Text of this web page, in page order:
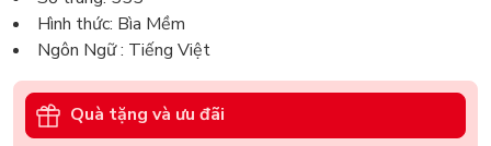
Hình thức: Bìa Mềm
Ngôn Ngữ : Tiếng Việt
Quà tặng và ưu đãi